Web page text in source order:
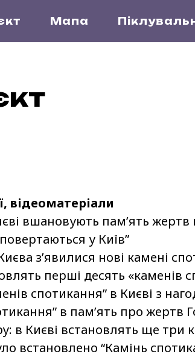
Мапа
відеоматеріали
вшановують пам’ять жертв
у Київ”
з’явилися нові камені
перші десять «каменів
спотикання” в Києві з
в пам’ять про жертв
в Києві встановлять ще три
встановлено “Камінь